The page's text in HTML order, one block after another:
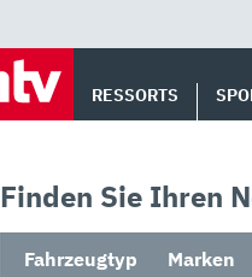
RESSORTS
Finden Sie Ihren
Fahrzeugtyp Marken